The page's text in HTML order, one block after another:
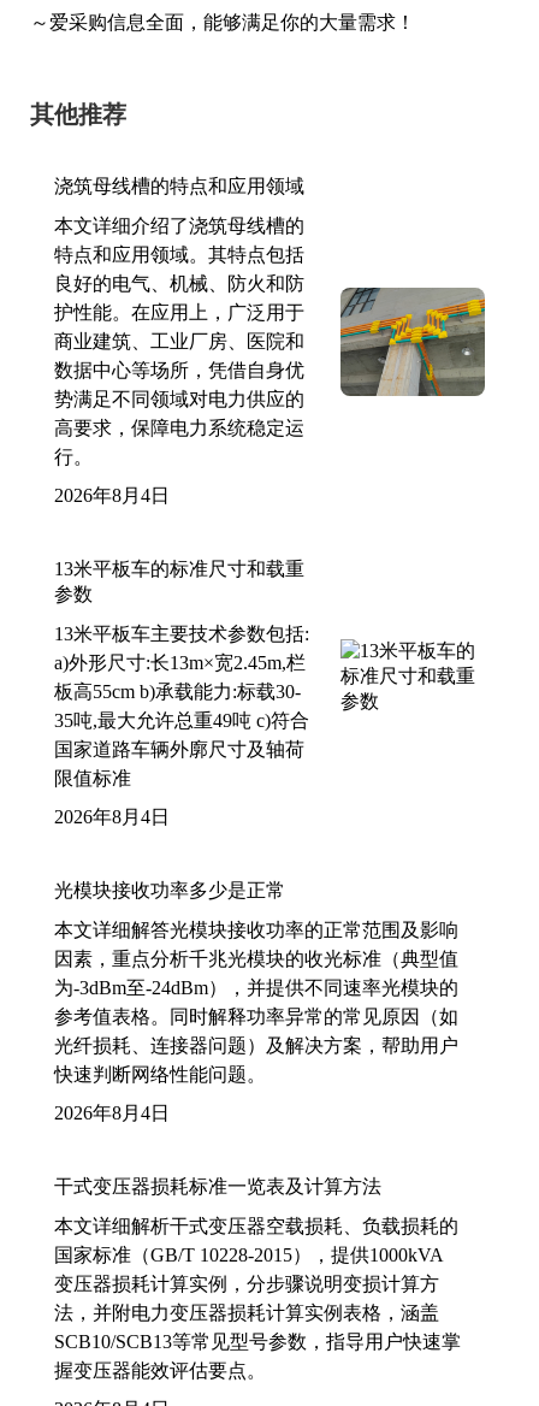
～爱采购信息全面，能够满足你的大量需求！
其他推荐
浇筑母线槽的特点和应用领域
本文详细介绍了浇筑母线槽的
特点和应用领域。其特点包括
良好的电气、机械、防火和防
护性能。在应用上，广泛用于
商业建筑、工业厂房、医院和
数据中心等场所，凭借自身优
势满足不同领域对电力供应的
高要求，保障电力系统稳定运
行。
2026年8月4日
13米平板车的标准尺寸和载重
参数
13米平板车主要技术参数包括:
a)外形尺寸:长13m×宽2.45m,栏
板高55cm b)承载能力:标载30-
35吨,最大允许总重49吨 c)符合
国家道路车辆外廓尺寸及轴荷
限值标准
2026年8月4日
光模块接收功率多少是正常
本文详细解答光模块接收功率的正常范围及影响
因素，重点分析千兆光模块的收光标准（典型值
为-3dBm至-24dBm），并提供不同速率光模块的
参考值表格。同时解释功率异常的常见原因（如
光纤损耗、连接器问题）及解决方案，帮助用户
快速判断网络性能问题。
2026年8月4日
干式变压器损耗标准一览表及计算方法
本文详细解析干式变压器空载损耗、负载损耗的
国家标准（GB/T 10228-2015），提供1000kVA
变压器损耗计算实例，分步骤说明变损计算方
法，并附电力变压器损耗计算实例表格，涵盖
SCB10/SCB13等常见型号参数，指导用户快速掌
握变压器能效评估要点。